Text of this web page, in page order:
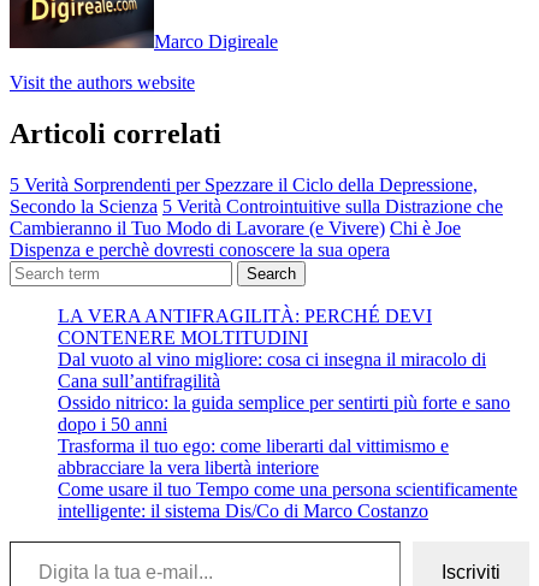
Marco Digireale
Visit the authors website
Articoli correlati
5 Verità Sorprendenti per Spezzare il Ciclo della Depressione,
Secondo la Scienza 5 Verità Controintuitive sulla Distrazione che
Cambieranno il Tuo Modo di Lavorare (e Vivere) Chi è Joe
Dispenza e perchè dovresti conoscere la sua opera
Search
LA VERA ANTIFRAGILITÀ: PERCHÉ DEVI
CONTENERE MOLTITUDINI
Dal vuoto al vino migliore: cosa ci insegna il miracolo di
Cana sull’antifragilità
Ossido nitrico: la guida semplice per sentirti più forte e sano
dopo i 50 anni
Trasforma il tuo ego: come liberarti dal vittimismo e
abbracciare la vera libertà interiore
Come usare il tuo Tempo come una persona scientificamente
intelligente: il sistema Dis/Co di Marco Costanzo
Digita la tua e-mail...
Iscriviti